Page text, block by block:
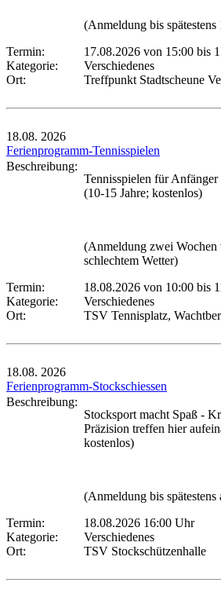
(Anmeldung bis spätestens
Termin:
17.08.2026 von 15:00 bis
Kategorie:
Verschiedenes
Ort:
Treffpunkt Stadtscheune
18.08. 2026
Ferienprogramm-Tennisspielen
Beschreibung:
Tennisspielen für
(10-15 Jahre; kostenlos)
(Anmeldung zwei Wochen
schlechtem Wetter)
Termin:
18.08.2026 von 10:00 bis
Kategorie:
Verschiedenes
Ort:
TSV Tennisplatz,
18.08. 2026
Ferienprogramm-Stockschiessen
Beschreibung:
Stocksport macht Spaß -
Präzision treffen hier
kostenlos)
(Anmeldung bis spätestens
Termin:
18.08.2026 16:00 Uhr
Kategorie:
Verschiedenes
Ort:
TSV Stockschützenhalle